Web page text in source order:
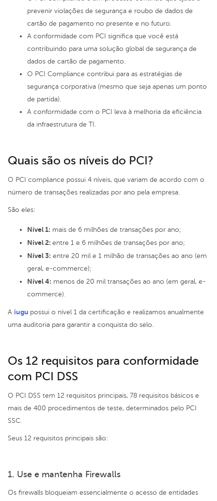
prevenir violações de segurança e roubo de dados de
cartão de pagamento no presente e no futuro.
A conformidade com PCI significa que você está
contribuindo para uma solução global de segurança de
dados de cartão de pagamento.
O PCI Compliance contribui para as estratégias de
segurança corporativa (mesmo que seja apenas um ponto
de partida).
A conformidade com o PCI leva à melhoria da eficiência
da infraestrutura de TI.
Quais são os níveis do PCI?
O PCI compliance possui 4 níveis, que variam de acordo com o
número de transações realizadas por ano pela empresa.
São eles:
Nível 1: mais de 6 milhões de transações por ano;
Nível 2: entre 1 e 6 milhões de transações por ano;
Nível 3: entre 20 mil e 1 milhão de transações ao ano (em
geral, e-commerce);
Nível 4: menos de 20 mil transações ao ano (em geral, e-
commerce).
A iugu possui o nível 1 da certificação e realizamos anualmente
uma auditoria para garantir a conquista do selo.
Os 12 requisitos para conformidade
com PCI DSS
O PCI DSS tem 12 requisitos principais, 78 requisitos básicos e
mais de 400 procedimentos de teste, determinados pelo PCI
SSC.
Seus 12 requisitos principais são:
1. Use e mantenha Firewalls
Os firewalls bloqueiam essencialmente o acesso de entidades